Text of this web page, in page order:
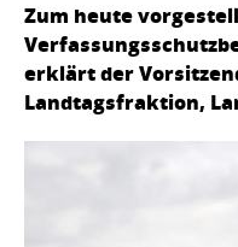
Zum heute
erklärt der
Landtagsfraktion,